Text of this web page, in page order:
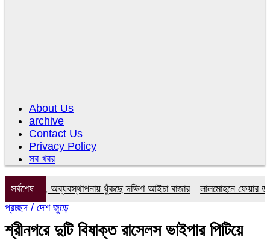
About Us
archive
Contact Us
Privacy Policy
সব খবর
সর্বশেষঅব্যবস্থাপনায় ধুঁকছে দক্ষিণ আইচা বাজার
লালমোহনে ফেয়ার
প্রচ্ছদ / দেশ জুড়ে
শ্রীনগরে দুটি বিষাক্ত রাসেলস ভাইপার পিটিয়ে